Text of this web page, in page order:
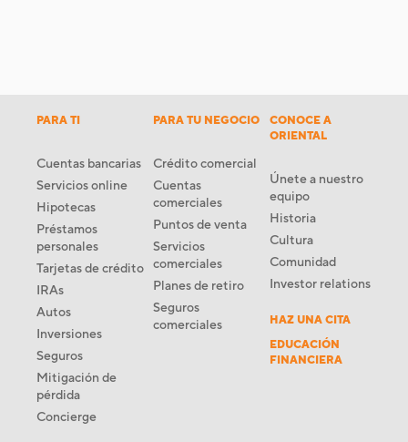
PARA TI
Cuentas bancarias
Servicios online
Hipotecas
Préstamos
personales
Tarjetas de crédito
IRAs
Autos
Inversiones
Seguros
Mitigación de
pérdida
Concierge
PARA TU NEGOCIO
Crédito comercial
Cuentas
comerciales
Puntos de venta
Servicios
comerciales
Planes de retiro
Seguros
comerciales
CONOCE A
ORIENTAL
Únete a nuestro
equipo
Historia
Cultura
Comunidad
Investor relations
HAZ UNA CITA
EDUCACIÓN
FINANCIERA